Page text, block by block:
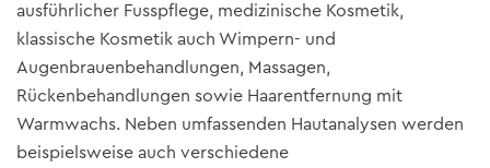
ausführlicher Fusspflege, medizinische Kosmetik,
klassische Kosmetik auch Wimpern- und
Augenbrauenbehandlungen, Massagen,
Rückenbehandlungen sowie Haarentfernung mit
Warmwachs. Neben umfassenden Hautanalysen werden
beispielsweise auch verschiedene